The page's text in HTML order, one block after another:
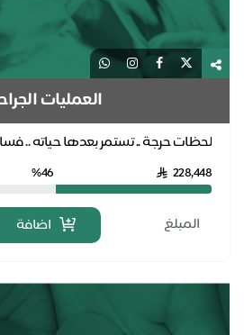
العمليات الجراحية
لحظات حرجة .. تستمر بعدها حياته ..
للمريض وأسرته بدعمك للعمليات الجراحية
228,448
اضافة